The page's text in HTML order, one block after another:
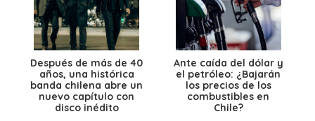
Después de más de 40
años, una histórica
banda chilena abre un
nuevo capítulo con
disco inédito
Ante caída del dólar y
el petróleo: ¿Bajarán
los precios de los
combustibles en
Chile?